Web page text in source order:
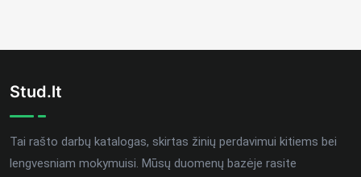
Stud.lt
Tai rašto darbų katalogas, skirtas žinių perdavimui kitiems bei
lengvesniam mokymuisi. Mūsų duomenų bazėje rasite